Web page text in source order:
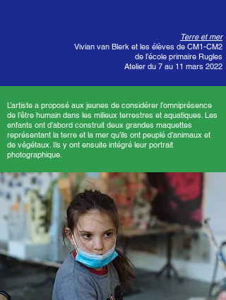
Terre et mer
Vivian van Blerk et les élèves de CM1-CM2
de l’école primaire Rugles
Atelier du 7 au 11 mars 2022
L’artiste a proposé aux jeunes de considérer l’omniprésence
de l’être humain dans les milieux terrestres et aquatiques. Les
enfants ont d’abord construit deux grandes maquettes
représentant la terre et la mer qu’ils ont peuplé d’animaux et
de végétaux. Ils y ont ensuite intégré leur portrait
photographique.